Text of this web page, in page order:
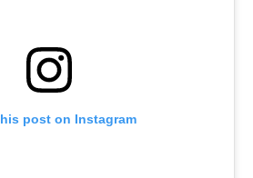
post on Instagram